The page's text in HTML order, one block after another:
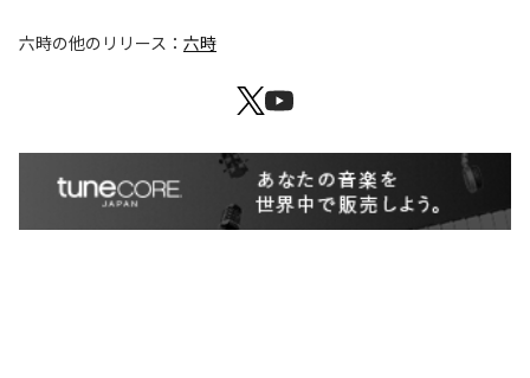
六時の他のリリース： 六時